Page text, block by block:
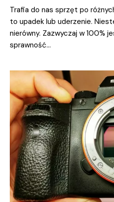
Trafia do nas sprzęt po
to upadek lub uderzenie.
nierówny. Zazwyczaj w 100%
sprawność…